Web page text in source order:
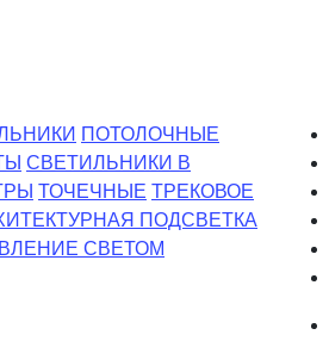
ПОТОЛОЧНЫЕ
СВЕТИЛЬНИКИ В
ТОЧЕЧНЫЕ ТРЕКОВОЕ
ПОДСВЕТКА
СВЕТОМ